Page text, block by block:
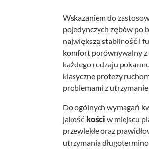
Wskazaniem do
pojedynczych zębów po
największą stabilność i
komfort porównywalny z
każdego rodzaju
klasyczne protezy
problemami z
Do ogólnych wymagań
jakość kości w miejscu
przewlekłe oraz
utrzymania